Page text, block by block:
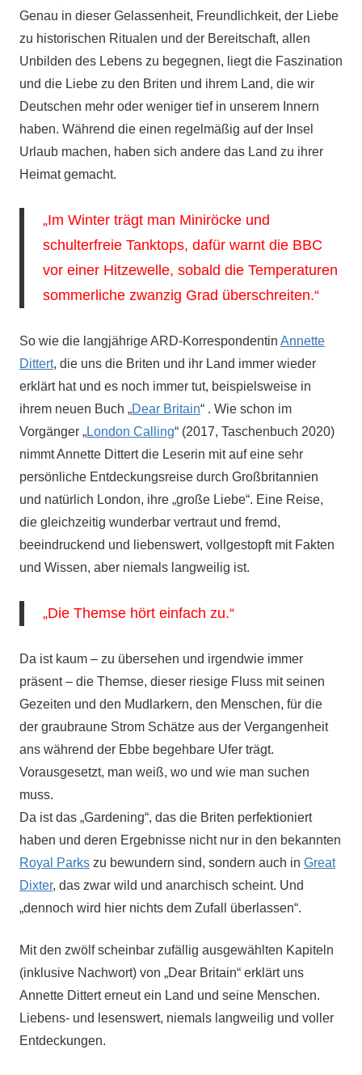
Genau in dieser Gelassenheit, Freundlichkeit, der Liebe
zu historischen Ritualen und der Bereitschaft, allen
Unbilden des Lebens zu begegnen, liegt die Faszination
und die Liebe zu den Briten und ihrem Land, die wir
Deutschen mehr oder weniger tief in unserem Innern
haben. Während die einen regelmäßig auf der Insel
Urlaub machen, haben sich andere das Land zu ihrer
Heimat gemacht.
„Im Winter trägt man Miniröcke und
schulterfreie Tanktops, dafür warnt die BBC
vor einer Hitzewelle, sobald die Temperaturen
sommerliche zwanzig Grad überschreiten.“
So wie die langjährige ARD-Korrespondentin Annette
Dittert, die uns die Briten und ihr Land immer wieder
erklärt hat und es noch immer tut, beispielsweise in
ihrem neuen Buch „Dear Britain“ . Wie schon im
Vorgänger „London Calling“ (2017, Taschenbuch 2020)
nimmt Annette Dittert die Leserin mit auf eine sehr
persönliche Entdeckungsreise durch Großbritannien
und natürlich London, ihre „große Liebe“. Eine Reise,
die gleichzeitig wunderbar vertraut und fremd,
beeindruckend und liebenswert, vollgestopft mit Fakten
und Wissen, aber niemals langweilig ist.
„Die Themse hört einfach zu.“
Da ist kaum – zu übersehen und irgendwie immer
präsent – die Themse, dieser riesige Fluss mit seinen
Gezeiten und den Mudlarkern, den Menschen, für die
der graubraune Strom Schätze aus der Vergangenheit
ans während der Ebbe begehbare Ufer trägt.
Vorausgesetzt, man weiß, wo und wie man suchen
muss.
Da ist das „Gardening“, das die Briten perfektioniert
haben und deren Ergebnisse nicht nur in den bekannten
Royal Parks zu bewundern sind, sondern auch in Great
Dixter, das zwar wild und anarchisch scheint. Und
„dennoch wird hier nichts dem Zufall überlassen“.
Mit den zwölf scheinbar zufällig ausgewählten Kapiteln
(inklusive Nachwort) von „Dear Britain“ erklärt uns
Annette Dittert erneut ein Land und seine Menschen.
Liebens- und lesenswert, niemals langweilig und voller
Entdeckungen.